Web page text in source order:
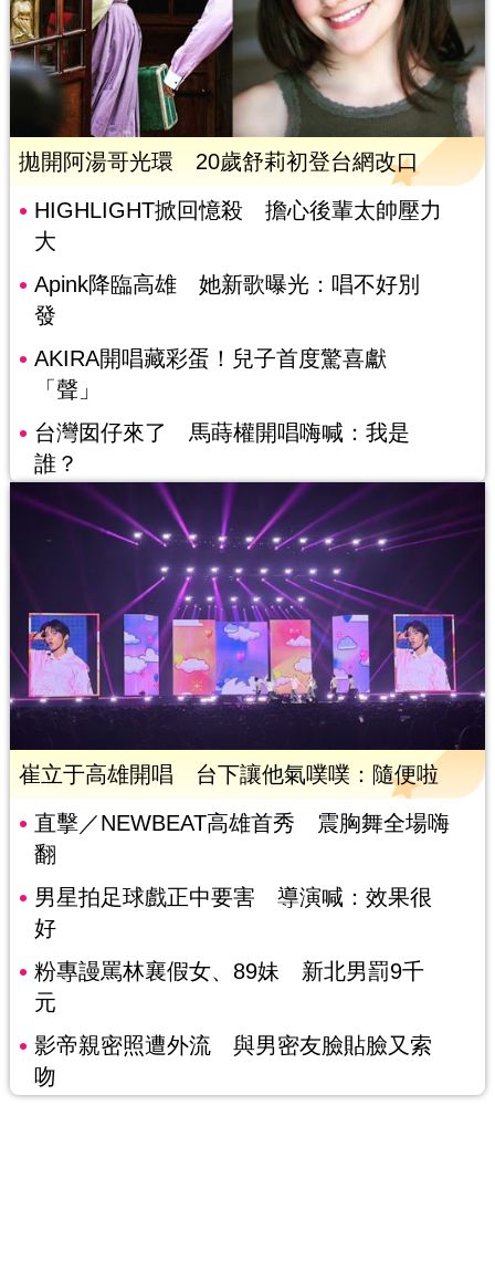
拋開阿湯哥光環 20歲舒莉初登台網改口
HIGHLIGHT掀回憶殺 擔心後輩太帥壓力
大
Apink降臨高雄 她新歌曝光：唱不好別
發
AKIRA開唱藏彩蛋！兒子首度驚喜獻
「聲」
台灣囡仔來了 馬蒔權開唱嗨喊：我是
誰？
崔立于高雄開唱 台下讓他氣噗噗：隨便啦
直擊／NEWBEAT高雄首秀 震胸舞全場嗨
翻
男星拍足球戲正中要害 導演喊：效果很
好
粉專謾罵林襄假女、89妹 新北男罰9千
元
影帝親密照遭外流 與男密友臉貼臉又索
吻